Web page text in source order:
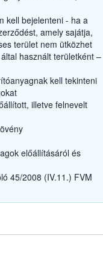
kell bejelenteni - ha a
amely sajátja,
terület nem ütközhet
használt területként –
kell tekinteni
illetve felnevelt
előállításáról és
45/2008 (IV.11.) FVM